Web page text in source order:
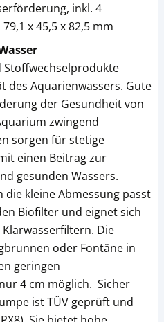
inkl. 4
x 45,5 x 82,5 mm
Stoffwechselprodukte
des Aquarienwassers. Gute
der Gesundheit von
zwingend
sorgen für stetige
einen Beitrag zur
gesunden Wassers.
kleine Abmessung passt
Biofilter und eignet sich
Die
oder Fontäne in
geringen
4 cm möglich. Sicher
ist TÜV geprüft und